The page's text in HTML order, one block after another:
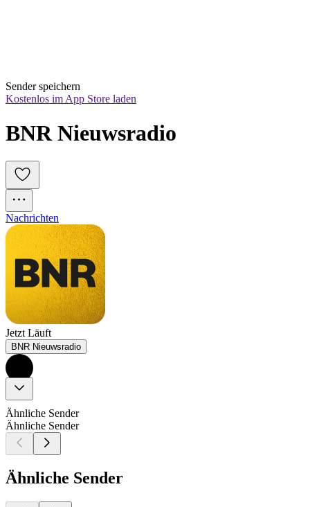
Sender speichern
Kostenlos im App Store laden
BNR Nieuwsradio
Nachrichten
Jetzt Läuft
BNR Nieuwsradio
Ähnliche Sender
Ähnliche Sender
Ähnliche Sender